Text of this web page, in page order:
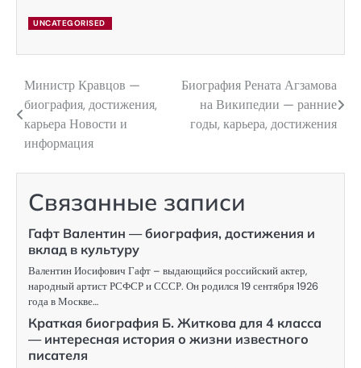
UNCATEGORISED
Навигация
по
записям
Министр Кравцов —
биография, достижения,
карьера Новости и
информация
Биография Рената Агзамова
на Википедии — ранние
годы, карьера, достижения
Связанные записи
Гафт Валентин — биография, достижения и
вклад в культуру
Валентин Иосифович Гафт – выдающийся российский актер,
народный артист РСФСР и СССР. Он родился 19 сентября 1926
года в Москве…
Краткая биография Б. Житкова для 4 класса
— интересная история о жизни известного
писателя